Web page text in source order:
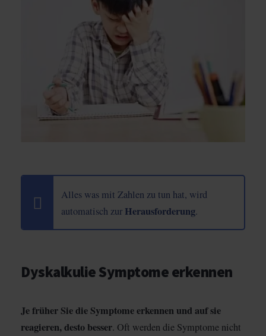
Alles was mit Zahlen zu tun hat, wird
automatisch zur Herausforderung.
Dyskalkulie Symptome erkennen
Je früher Sie die Symptome erkennen und auf sie
reagieren, desto besser. Oft werden die Symptome nicht